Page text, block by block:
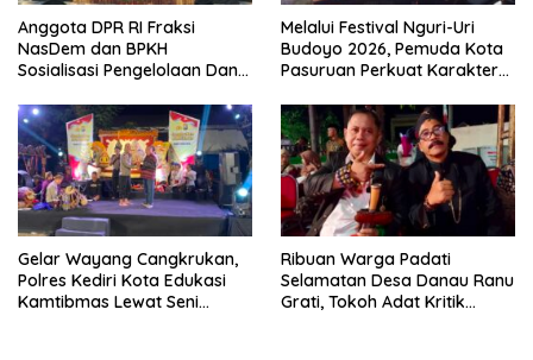
Anggota DPR RI Fraksi
NasDem dan BPKH
Sosialisasi Pengelolaan Dana
Melalui Festival Nguri-Uri
Budoyo 2026, Pemuda Kota
Pasuruan Perkuat Karakter
Narkoba
Gelar Wayang Cangkrukan,
Polres Kediri Kota Edukasi
Kamtibmas Lewat Seni
Ribuan Warga Padati
Selamatan Desa Danau Ranu
Grati, Tokoh Adat Kritik